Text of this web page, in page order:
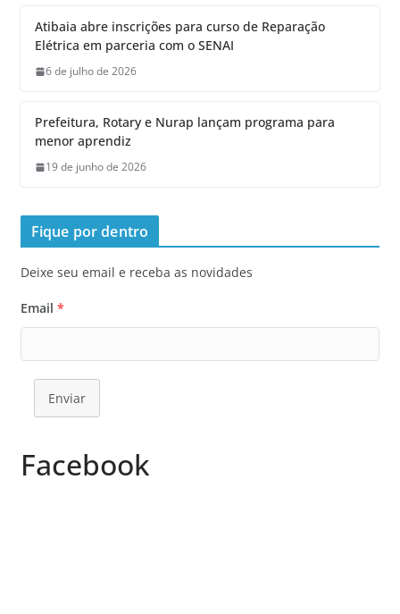
Atibaia abre inscrições para curso de Reparação
Elétrica em parceria com o SENAI
6 de julho de 2026
Prefeitura, Rotary e Nurap lançam programa para
menor aprendiz
19 de junho de 2026
Fique por dentro
Deixe seu email e receba as novidades
Email *
Enviar
Facebook